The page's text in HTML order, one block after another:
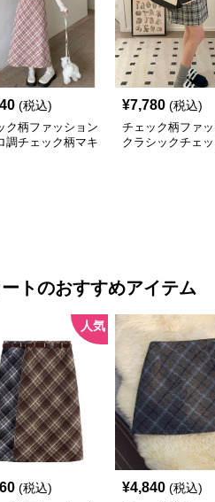
(税込)
ク柄ファッション
調チェック柄マキ
¥7,780 (税込)
チェック柄ファ
クラシックチェ
トのおすすめアイテム
人気
(税込) ¥4,840 (税込)